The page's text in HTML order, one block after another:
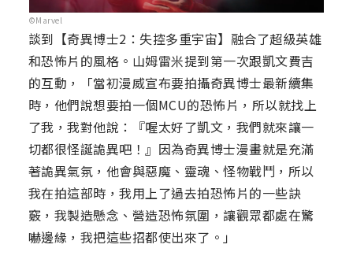
©Marvel
談到【奇異博士2：失控多重宇宙】融合了超級英雄
和恐怖片的風格。山姆雷米提到第一次跟凱文費吉
的互動，「當初漫威宣布要拍攝奇異博士最新續集
時，他們說想要拍一個MCU的恐怖片，所以就找上
了我，我對他說：『喔太好了凱文，我們就來讓一
切都很怪誕詭異吧！』因為奇異博士漫畫就是充滿
著詭異氣氛，他會與惡魔、靈魂、怪物戰鬥，所以
我在拍這部時，我用上了過去拍恐怖片的一些訣
竅，我製造懸念、營造恐怖氛圍，讓觀眾都處在驚
嚇邊緣，我把這些招都使出來了。」